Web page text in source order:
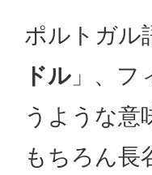
ポルトガル
ドル 」、
うような意
もちろん長